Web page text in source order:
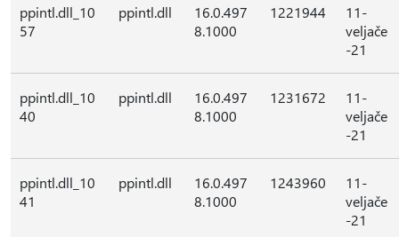
ppintl.dll_10
57
ppintl.dll
16.0.497
8.1000
1221944
11-
veljače
-21
ppintl.dll_10
40
ppintl.dll
16.0.497
8.1000
1231672
11-
veljače
-21
ppintl.dll_10
41
ppintl.dll
16.0.497
8.1000
1243960
11-
veljače
-21